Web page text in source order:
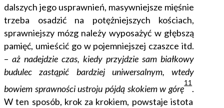
dalszych jego usprawnień, masywniejsze mięśnie
trzeba osadzić na potężniejszych kościach,
sprawniejszy mózg należy wyposażyć w głębszą
pamięć, umieścić go w pojemniejszej czaszce itd.
–aż nadejdzie czas, kiedy przyjdzie sam białkowy
budulec zastąpić bardziej uniwersalnym, wtedy
bowiem sprawności ustroju pójdą skokiem w górę
11
.
W ten sposób, krok za krokiem, powstaje istota